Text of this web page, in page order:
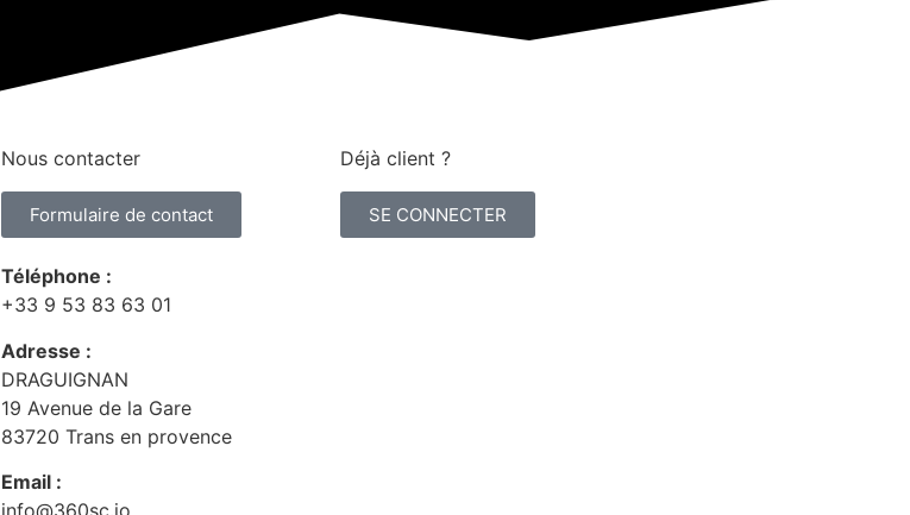
Nous contacter
Formulaire de contact
Téléphone :
+33 9 53 83 63 01
Adresse :
DRAGUIGNAN
19 Avenue de la Gare
83720 Trans en provence
Email :
info@360sc.io
Déjà client ?
SE CONNECTER